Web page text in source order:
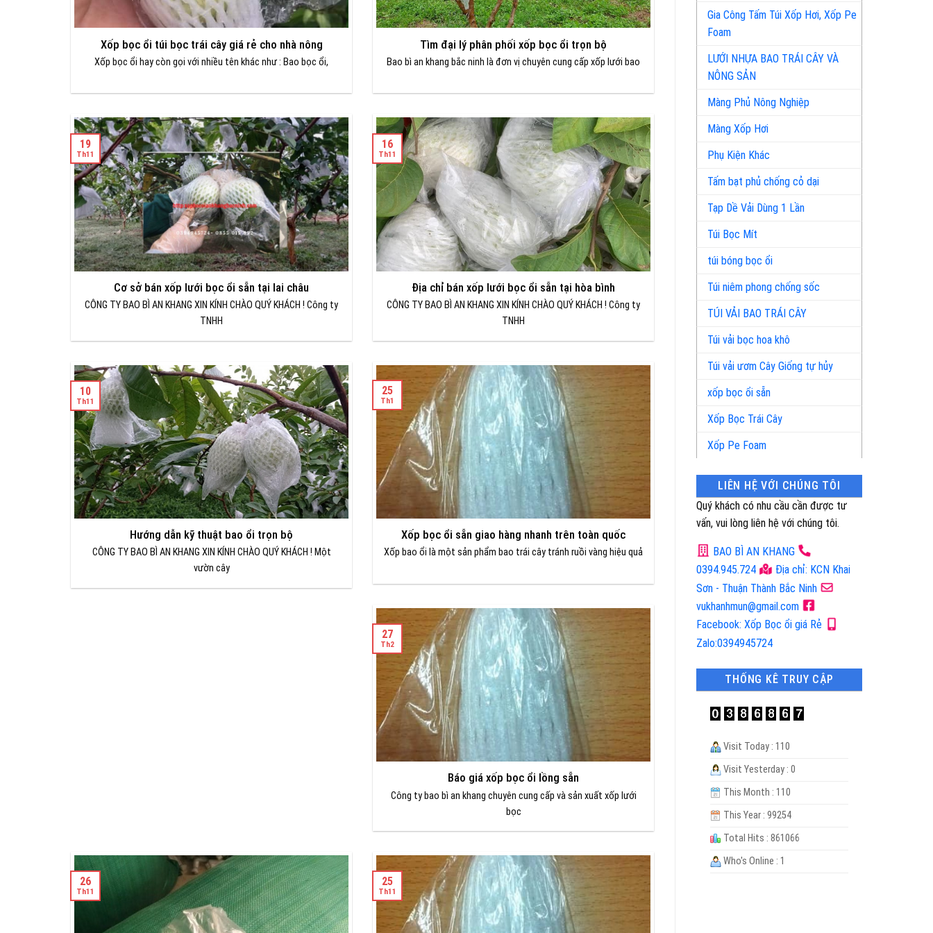
Xốp bọc ổi túi bọc trái cây giá rẻ cho nhà nông
Xốp bọc ổi hay còn gọi với nhiều tên khác như : Bao bọc ổi,
Tìm đại lý phân phối xốp bọc ổi trọn bộ
Bao bì an khang bắc ninh là đơn vị chuyên cung cấp xốp lưới bao
Cơ sở bán xốp lưới bọc ổi sẵn tại lai châu
CÔNG TY BAO BÌ AN KHANG XIN KÍNH CHÀO QUÝ KHÁCH ! Công ty
TNHH
19
Th11
Địa chỉ bán xốp lưới bọc ổi sẵn tại hòa bình
CÔNG TY BAO BÌ AN KHANG XIN KÍNH CHÀO QUÝ KHÁCH ! Công ty
TNHH
16
Th11
Hướng dẫn kỹ thuật bao ổi trọn bộ
CÔNG TY BAO BÌ AN KHANG XIN KÍNH CHÀO QUÝ KHÁCH ! Một
vườn cây
10
Th11
Xốp bọc ổi sẵn giao hàng nhanh trên toàn quốc
Xốp bao ổi là một sản phẩm bao trái cây tránh ruồi vàng hiệu quả
25
Th1
Báo giá xốp bọc ổi lồng sẵn
Công ty bao bì an khang chuyên cung cấp và sản xuất xốp lưới
bọc
27
Th2
26
Th11
25
Th11
Gia Công Tấm Túi Xốp Hơi, Xốp Pe
Foam
LƯỚI NHỰA BAO TRÁI CÂY VÀ
NÔNG SẢN
Màng Phủ Nông Nghiệp
Màng Xốp Hơi
Phụ Kiện Khác
Tấm bạt phủ chống cỏ dại
Tạp Dề Vải Dùng 1 Lần
Túi Bọc Mít
túi bóng bọc ổi
Túi niêm phong chống sốc
TÚI VẢI BAO TRÁI CÂY
Túi vải bọc hoa khô
Túi vải ươm Cây Giống tự hủy
xốp bọc ổi sẵn
Xốp Bọc Trái Cây
Xốp Pe Foam
LIÊN HỆ VỚI CHÚNG TÔI
Quý khách có nhu cầu cần được tư
vấn, vui lòng liên hệ với chúng tôi.
BAO BÌ AN KHANG
0394.945.724
Địa chỉ: KCN Khai
Sơn - Thuận Thành Bắc Ninh
vukhanhmun@gmail.com
Facebook: Xốp Bọc ổi giá Rẻ
Zalo:0394945724
THỐNG KÊ TRUY CẬP
Visit Today : 110
Visit Yesterday : 0
This Month : 110
This Year : 99254
Total Hits : 861066
Who's Online : 1